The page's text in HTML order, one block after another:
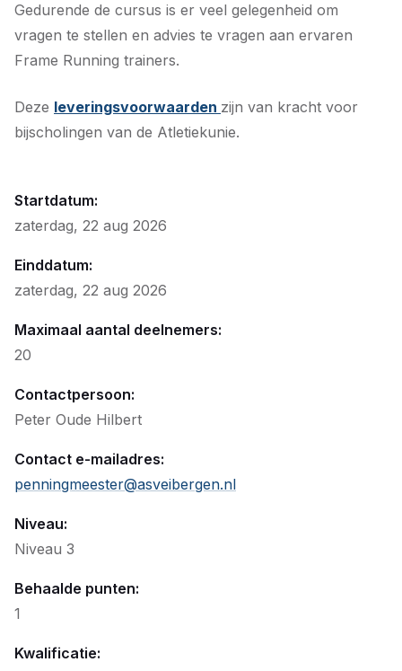
Gedurende de cursus is er veel gelegenheid om
vragen te stellen en advies te vragen aan ervaren
Frame Running trainers.
Deze leveringsvoorwaarden zijn van kracht voor
bijscholingen van de Atletiekunie.
Startdatum:
zaterdag, 22 aug 2026
Einddatum:
zaterdag, 22 aug 2026
Maximaal aantal deelnemers:
20
Contactpersoon:
Peter Oude Hilbert
Contact e-mailadres:
penningmeester@asveibergen.nl
Niveau:
Niveau 3
Behaalde punten:
1
Kwalificatie: